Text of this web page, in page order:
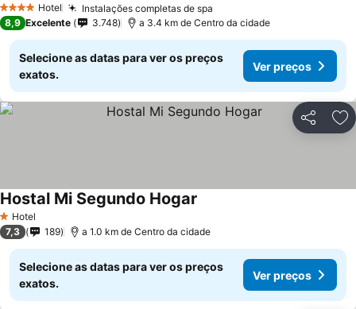
4 EstrelasHotel Instalações completas de spa
8,9 Excelente 3.748 a 3.4 km de Centro da cidade
Selecione as datas para ver os preços
exatos.
Ver preços
Partilhar
1 Estrelas
Hotel
Hostal Mi Segundo Hogar
7,3 189 a 1.0 km de Centro da cidade
Selecione as datas para ver os preços
exatos.
Ver preços